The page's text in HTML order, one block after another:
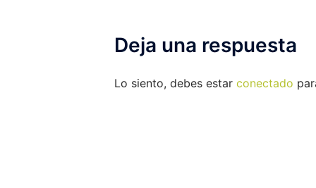
Deja una respuesta
Lo siento, debes estar conectado